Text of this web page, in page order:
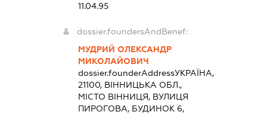
11.04.95
dossier.foundersAndBenef:
МУДРИЙ ОЛЕКСАНДР
МИКОЛАЙОВИЧ
dossier.founderAddressУКРАЇНА,
21100, ВІННИЦЬКА ОБЛ.,
МІСТО ВІННИЦЯ, ВУЛИЦЯ
ПИРОГОВА, БУДИНОК 6,